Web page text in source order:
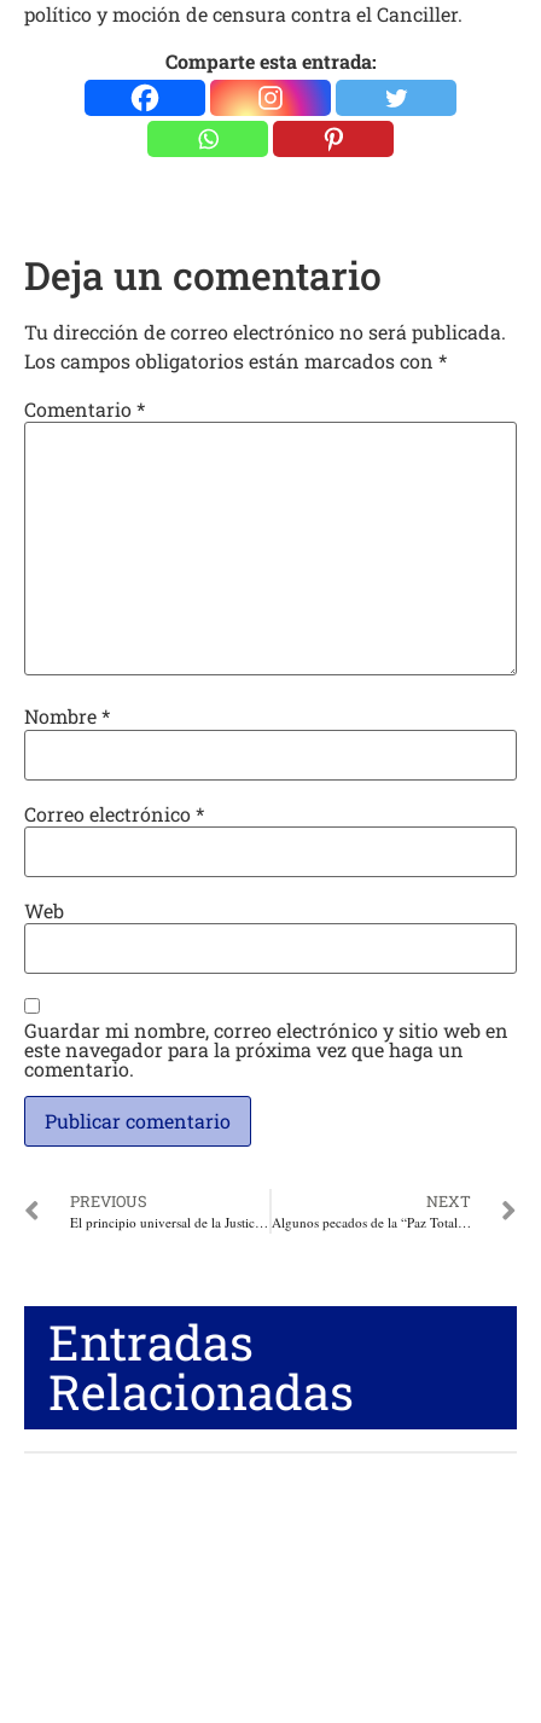
político y moción de censura contra el Canciller.
Comparte esta entrada:
Deja un comentario
Tu dirección de correo electrónico no será publicada.
Los campos obligatorios están marcados con *
Comentario*
Nombre*
Correo electrónico*
Web
Guardar mi nombre, correo electrónico y sitio web en
este navegador para la próxima vez que haga un
comentario.
PREVIOUS
El principio universal de la Justicia. Por: Coronel (RA) Hugo Bahamón Dussán
NEXT
Algunos pecados de la “Paz Total”. Por: Rafael Nieto Loaiza
Entradas
Relacionadas